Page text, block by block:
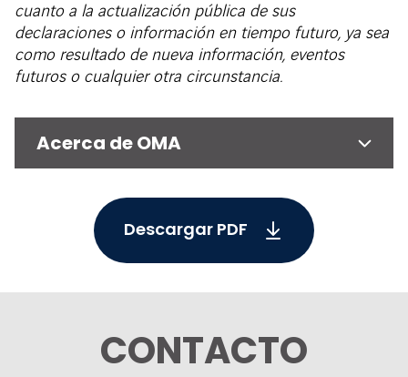
cuanto a la actualización pública de sus
declaraciones o información en tiempo futuro, ya sea
como resultado de nueva información, eventos
futuros o cualquier otra circunstancia.
Acerca de OMA
Descargar PDF
CONTACTO